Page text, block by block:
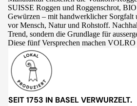
SUISSE Roggen und Roggenschrot,
Gewürzen – mit handwerklicher Sorgfalt
vor Mensch, Natur und Rohstoff.
Trend, sondern die Grundlage für
Diese fünf Versprechen machen VOLRO
SEIT 1753 IN BASEL VERWURZELT.